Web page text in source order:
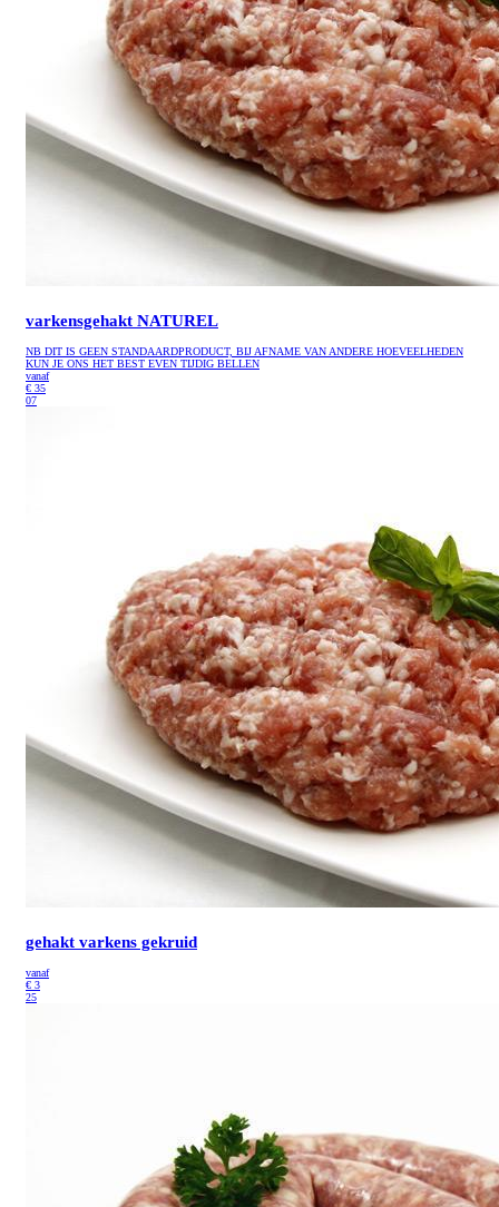
varkensgehakt NATUREL
NB DIT IS GEEN STANDAARDPRODUCT, BIJ AFNAME VAN ANDERE HOEVEELHEDEN
KUN JE ONS HET BEST EVEN TIJDIG BELLEN
vanaf
€ 35
07
gehakt varkens gekruid
vanaf
€ 3
25